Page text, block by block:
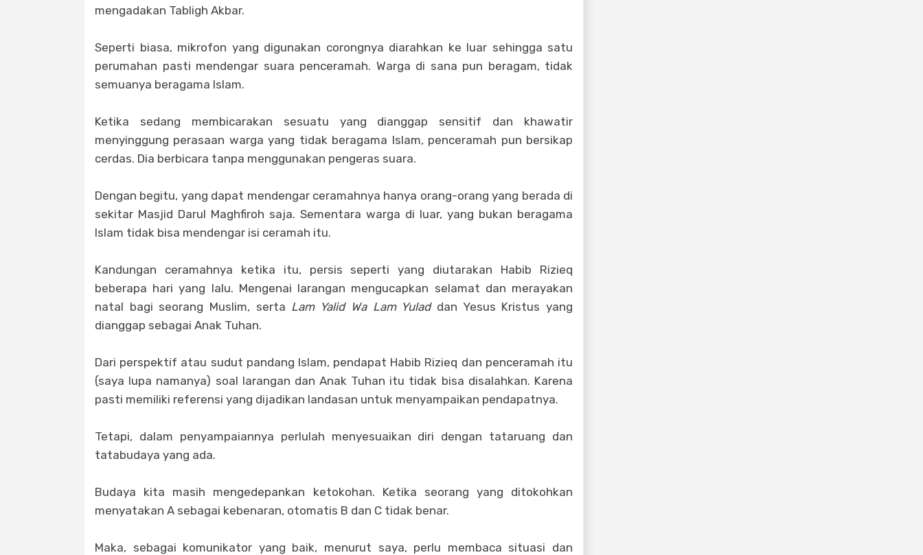
mengadakan Tabligh Akbar.
Seperti biasa, mikrofon yang digunakan corongnya diarahkan ke luar sehingga satu
perumahan pasti mendengar suara penceramah. Warga di sana pun beragam, tidak
semuanya beragama Islam.
Ketika sedang membicarakan sesuatu yang dianggap sensitif dan khawatir
menyinggung perasaan warga yang tidak beragama Islam, penceramah pun bersikap
cerdas. Dia berbicara tanpa menggunakan pengeras suara.
Dengan begitu, yang dapat mendengar ceramahnya hanya orang-orang yang berada di
sekitar Masjid Darul Maghfiroh saja. Sementara warga di luar, yang bukan beragama
Islam tidak bisa mendengar isi ceramah itu.
Kandungan ceramahnya ketika itu, persis seperti yang diutarakan Habib Rizieq
beberapa hari yang lalu. Mengenai larangan mengucapkan selamat dan merayakan
natal bagi seorang Muslim, serta Lam Yalid Wa Lam Yulad dan Yesus Kristus yang
dianggap sebagai Anak Tuhan.
Dari perspektif atau sudut pandang Islam, pendapat Habib Rizieq dan penceramah itu
(saya lupa namanya) soal larangan dan Anak Tuhan itu tidak bisa disalahkan. Karena
pasti memiliki referensi yang dijadikan landasan untuk menyampaikan pendapatnya.
Tetapi, dalam penyampaiannya perlulah menyesuaikan diri dengan tataruang dan
tatabudaya yang ada.
Budaya kita masih mengedepankan ketokohan. Ketika seorang yang ditokohkan
menyatakan A sebagai kebenaran, otomatis B dan C tidak benar.
Maka, sebagai komunikator yang baik, menurut saya, perlu membaca situasi dan